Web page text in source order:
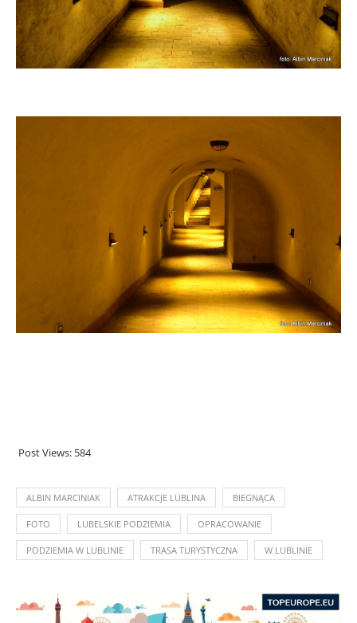
Post Views: 584
ALBIN MARCINIAK ATRAKCJE LUBLINA BIEGNĄCA
FOTO LUBELSKIE PODZIEMIA OPRACOWANIE
PODZIEMIA W LUBLINIE TRASA TURYSTYCZNA W LUBLINIE